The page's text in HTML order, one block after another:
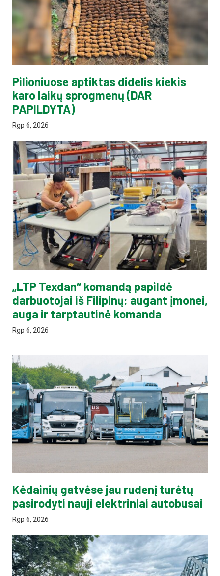
Pilioniuose aptiktas didelis kiekis
karo laikų sprogmenų (DAR
PAPILDYTA)
Rgp 6, 2026
„LTP Texdan“ komandą papildė
darbuotojai iš Filipinų: augant įmonei,
auga ir tarptautinė komanda
Rgp 6, 2026
Kėdainių gatvėse jau rudenį turėtų
pasirodyti nauji elektriniai autobusai
Rgp 6, 2026